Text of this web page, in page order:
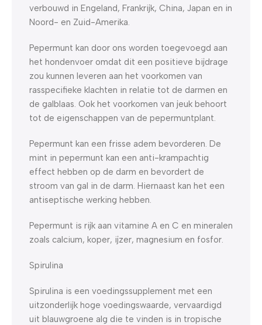
verbouwd in Engeland, Frankrijk, China, Japan en in
Noord- en Zuid-Amerika.
Pepermunt kan door ons worden toegevoegd aan
het hondenvoer omdat dit een positieve bijdrage
zou kunnen leveren aan het voorkomen van
rasspecifieke klachten in relatie tot de darmen en
de galblaas. Ook het voorkomen van jeuk behoort
tot de eigenschappen van de pepermuntplant.
Pepermunt kan een frisse adem bevorderen. De
mint in pepermunt kan een anti-krampachtig
effect hebben op de darm en bevordert de
stroom van gal in de darm. Hiernaast kan het een
antiseptische werking hebben.
Pepermunt is rijk aan vitamine A en C en mineralen
zoals calcium, koper, ijzer, magnesium en fosfor.
Spirulina
Spirulina is een voedingssupplement met een
uitzonderlijk hoge voedingswaarde, vervaardigd
uit blauwgroene alg die te vinden is in tropische